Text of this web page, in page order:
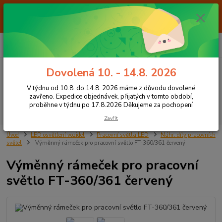
Od 7.8. do 14.8. 2026 máme z důvodu dovolené ZAVŘENO. Expedice
objednávek, přijatých v tomto období, proběhne v týdnu po 17.8.2026
Děkujeme za pochopení
CZK
Hledat
+420 605 283 713
za0,00 Kč
Úvod LED osvětlení vozidel Pracovní světla LED
Náhr. díly pracovních
světel
Výměnný rámeček pro pracovní světlo FT-360/361 červený
Výměnný rámeček pro pracovní
světlo FT-360/361 červený
Dovolená 10. - 14.8. 2026
V týdnu od 10.8. do 14.8. 2026 máme z důvodu dovolené
zavřeno. Expedice objednávek, přijatých v tomto období,
proběhne v týdnu po 17.8.2026 Děkujeme za pochopení
Zavřít